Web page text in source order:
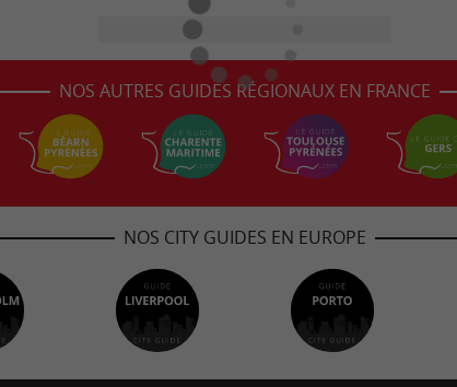
NOS AUTRES GUIDES RÉGIONAUX EN FRANCE
NOS CITY GUIDES EN EUROPE